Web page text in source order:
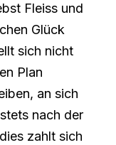
Fleiss und
Glück
sich nicht
Plan
an sich
nach der
zahlt sich